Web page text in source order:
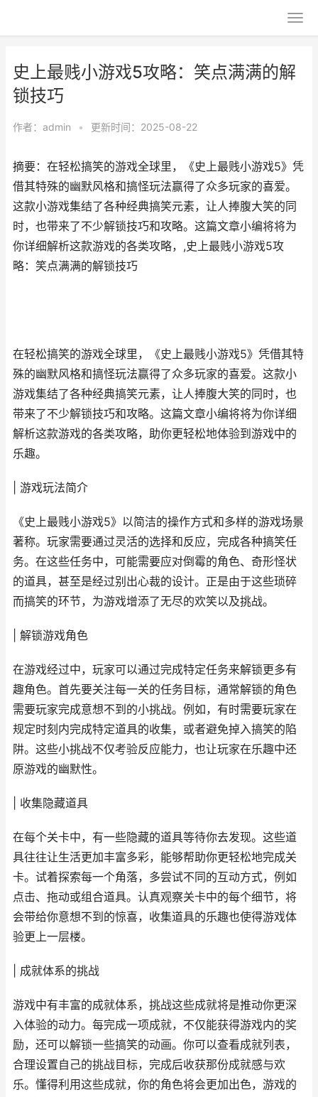
史上最贱小游戏5攻略：笑点满满的解
锁技巧
作者： admin • 更新时间：2025-08-22
摘要：在轻松搞笑的游戏全球里，《史上最贱小游戏5》凭
借其特殊的幽默风格和搞怪玩法赢得了众多玩家的喜爱。
这款小游戏集结了各种经典搞笑元素，让人捧腹大笑的同
时，也带来了不少解锁技巧和攻略。这篇文章小编将将为
你详细解析这款游戏的各类攻略，,史上最贱小游戏5攻
略：笑点满满的解锁技巧
在轻松搞笑的游戏全球里，《史上最贱小游戏5》凭借其特
殊的幽默风格和搞怪玩法赢得了众多玩家的喜爱。这款小
游戏集结了各种经典搞笑元素，让人捧腹大笑的同时，也
带来了不少解锁技巧和攻略。这篇文章小编将将为你详细
解析这款游戏的各类攻略，助你更轻松地体验到游戏中的
乐趣。
| 游戏玩法简介
《史上最贱小游戏5》以简洁的操作方式和多样的游戏场景
著称。玩家需要通过灵活的选择和反应，完成各种搞笑任
务。在这些任务中，可能需要应对倒霉的角色、奇形怪状
的道具，甚至是经过别出心裁的设计。正是由于这些琐碎
而搞笑的环节，为游戏增添了无尽的欢笑以及挑战。
| 解锁游戏角色
在游戏经过中，玩家可以通过完成特定任务来解锁更多有
趣角色。首先要关注每一关的任务目标，通常解锁的角色
需要玩家完成意想不到的小挑战。例如，有时需要玩家在
规定时刻内完成特定道具的收集，或者避免掉入搞笑的陷
阱。这些小挑战不仅考验反应能力，也让玩家在乐趣中还
原游戏的幽默性。
| 收集隐藏道具
在每个关卡中，有一些隐藏的道具等待你去发现。这些道
具往往让生活更加丰富多彩，能够帮助你更轻松地完成关
卡。试着探索每一个角落，多尝试不同的互动方式，例如
点击、拖动或组合道具。认真观察关卡中的每个细节，将
会带给你意想不到的惊喜，收集道具的乐趣也使得游戏体
验更上一层楼。
| 成就体系的挑战
游戏中有丰富的成就体系，挑战这些成就将是推动你更深
入体验的动力。每完成一项成就，不仅能获得游戏内的奖
励，还可以解锁一些搞笑的动画。你可以查看成就列表，
合理设置自己的挑战目标，完成后收获那份成就感与欢
乐。懂得利用这些成就，你的角色将会更加出色，游戏的